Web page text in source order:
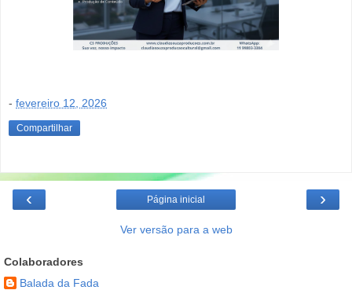
- fevereiro 12, 2026
Compartilhar
‹ ›
Página inicial
Ver versão para a web
Colaboradores
Balada da Fada